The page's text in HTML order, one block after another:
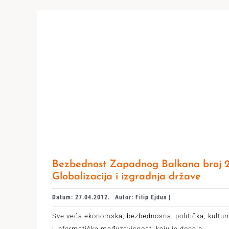
Bezbednost Zapadnog Balkana broj
Globalizacija i izgradnja države
Datum: 27.04.2012. Autor: Filip Ejdus |
Sve veća ekonomska, bezbednosna, politička,